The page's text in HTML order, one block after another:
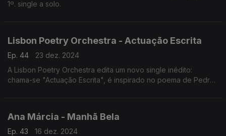
1º. single a solo.
Lisbon Poetry Orchestra - Actuação Escrita
Ep. 44
23 dez. 2024
A Lisbon Poetry Orchestra edita um novo single inédito:
chama-se "Actuação Escrita", é inspirado no poema de Pedro
Ana Márcia - Manhã Bela
Ep. 43
16 dez. 2024